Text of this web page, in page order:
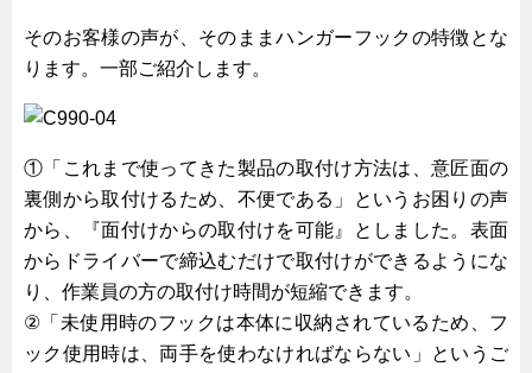
光る技術！未来へのモノづくり
ビジサスニュース
ECOLOGY NEWS SCRAMBLE
わが街わが支店
支店所在地（歴史探訪）
ニッポン再発見
あれこれWATCH
こんなとき、どう言うの?
そのお客様の声が、そのままハンガーフックの特徴とな
ります。一部ご紹介します。
①「これまで使ってきた製品の取付け方法は、意匠面の
裏側から取付けるため、不便である」というお困りの声
から、『面付けからの取付けを可能』としました。表面
からドライバーで締込むだけで取付けができるようにな
り、作業員の方の取付け時間が短縮できます。
②「未使用時のフックは本体に収納されているため、フ
ック使用時は、両手を使わなければならない」というご